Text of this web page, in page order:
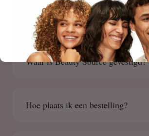
Hoe kan ik mijn bestelling volgen?
Waar is Beauty Source gevestigd?
Hoe plaats ik een bestelling?